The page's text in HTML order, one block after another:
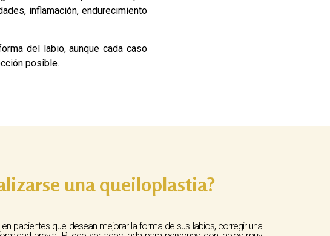
inflamación, endurecimiento
del labio, aunque cada caso
posible.
una queiloplastia?
pacientes que desean mejorar la forma de sus labios, corregir una